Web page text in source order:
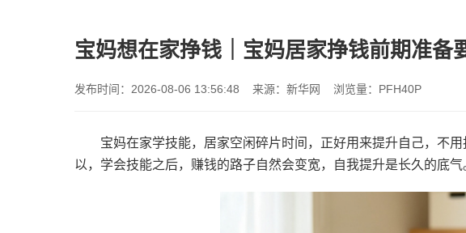
宝妈想在家挣钱｜宝妈居家挣钱前期准备
发布时间：2026-08-06 13:56:48 来源：新华网 浏览量：PFH40P
宝妈在家学技能，居家空闲碎片时间，正好用来提升自己，不
以，学会技能之后，赚钱的路子自然会变宽，自我提升是长久的底气